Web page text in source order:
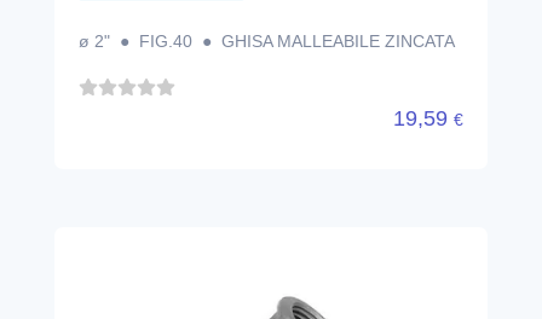
ø 2" ● FIG.40 ● GHISA MALLEABILE ZINCATA
19,59 €